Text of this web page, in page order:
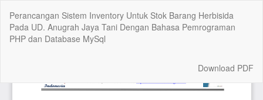
Article
Details
Perancangan Sistem Inventory Untuk Stok Barang Herbisida
Pada UD. Anugrah Jaya Tani Dengan Bahasa Pemrograman
PHP dan Database MySql
Download
Download PDF